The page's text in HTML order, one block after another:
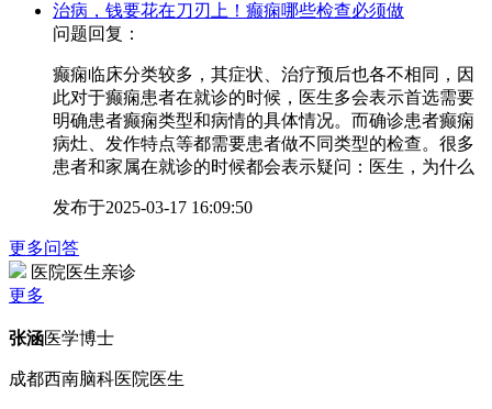
治病，钱要花在刀刃上！癫痫哪些检查必须做
问题回复：
癫痫临床分类较多，其症状、治疗预后也各不相同，因
此对于癫痫患者在就诊的时候，医生多会表示首选需要
明确患者癫痫类型和病情的具体情况。而确诊患者癫痫
病灶、发作特点等都需要患者做不同类型的检查。很多
患者和家属在就诊的时候都会表示疑问：医生，为什么
发布于2025-03-17 16:09:50
更多问答
医院医生亲诊
更多
张涵医学博士
成都西南脑科医院医生